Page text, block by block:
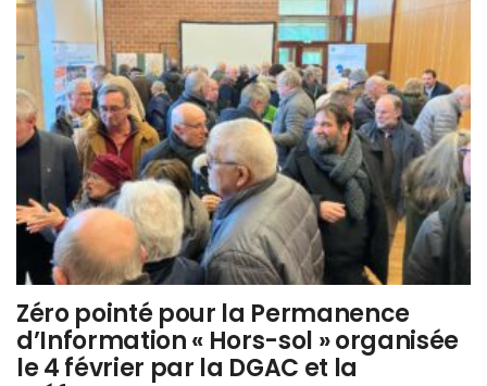
Zéro pointé pour la Permanence
d’Information « Hors-sol » organisée
le 4 février par la DGAC et la